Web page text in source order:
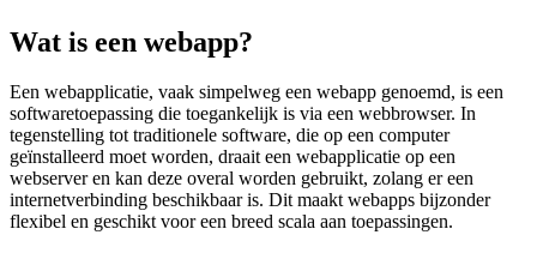
Wat is een webapp?
Een webapplicatie, vaak simpelweg een webapp genoemd, is een
softwaretoepassing die toegankelijk is via een webbrowser. In
tegenstelling tot traditionele software, die op een computer
geïnstalleerd moet worden, draait een webapplicatie op een
webserver en kan deze overal worden gebruikt, zolang er een
internetverbinding beschikbaar is. Dit maakt webapps bijzonder
flexibel en geschikt voor een breed scala aan toepassingen.